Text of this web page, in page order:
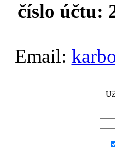
číslo účtu:
Email: